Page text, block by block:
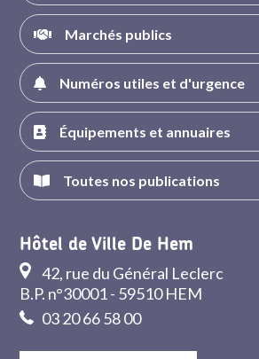
Marchés publics
Numéros utiles et d'urgence
Équipements et annuaires
Toutes nos publications
Hôtel de Ville De Hem
42, rue du Général Leclerc
B.P. n°30001 - 59510 HEM
03 20 66 58 00